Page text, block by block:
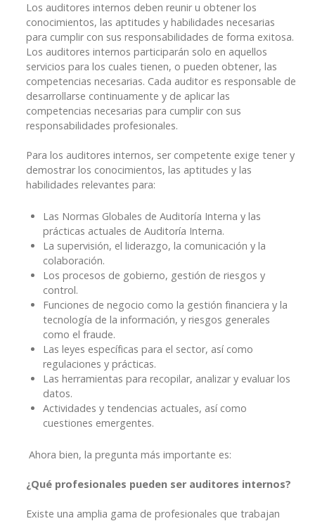
Los auditores internos deben reunir u obtener los
conocimientos, las aptitudes y habilidades necesarias
para cumplir con sus responsabilidades de forma exitosa.
Los auditores internos participarán solo en aquellos
servicios para los cuales tienen, o pueden obtener, las
competencias necesarias. Cada auditor es responsable de
desarrollarse continuamente y de aplicar las
competencias necesarias para cumplir con sus
responsabilidades profesionales.
Para los auditores internos, ser competente exige tener y
demostrar los conocimientos, las aptitudes y las
habilidades relevantes para:
Las Normas Globales de Auditoría Interna y las
prácticas actuales de Auditoría Interna.
La supervisión, el liderazgo, la comunicación y la
colaboración.
Los procesos de gobierno, gestión de riesgos y
control.
Funciones de negocio como la gestión financiera y la
tecnología de la información, y riesgos generales
como el fraude.
Las leyes específicas para el sector, así como
regulaciones y prácticas.
Las herramientas para recopilar, analizar y evaluar los
datos.
Actividades y tendencias actuales, así como
cuestiones emergentes.
Ahora bien, la pregunta más importante es:
¿Qué profesionales pueden ser auditores internos?
Existe una amplia gama de profesionales que trabajan